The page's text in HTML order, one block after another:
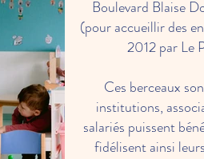
Boulevard Blaise
(pour accueillir des
2012 par Le
Ces berceaux
institutions,
salariés puissent
fidélisent ainsi